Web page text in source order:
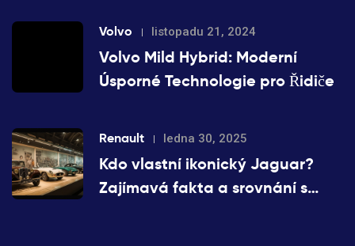
Volvo listopadu 21, 2024
Volvo Mild Hybrid: Moderní
Úsporné Technologie pro Řidiče
Renault ledna 30, 2025
Kdo vlastní ikonický Jaguar?
Zajímavá fakta a srovnání s